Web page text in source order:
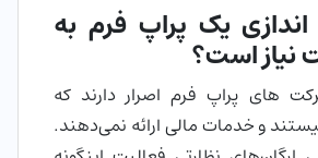
اندازی یک پراپ فرم به
نیاز است؟
های پراپ فرم اصرار دارند که
و خدمات مالی ارائه نمی‌دهند.